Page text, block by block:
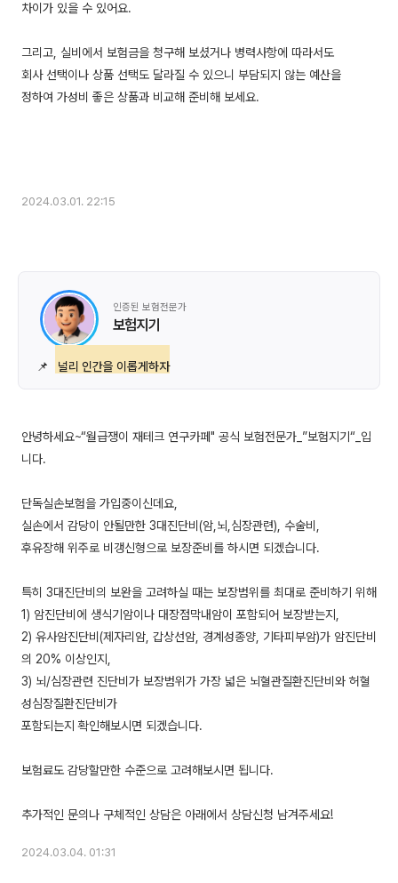
차이가 있을 수 있어요.
그리고, 실비에서 보험금을 청구해 보셨거나 병력사항에 따라서도
회사 선택이나 상품 선택도 달라질 수 있으니 부담되지 않는 예산을
정하여 가성비 좋은 상품과 비교해 준비해 보세요.
2024.03.01. 22:15
인증된 보험전문가
보험지기
📌 널리 인간을 이롭게하자
안녕하세요~“월급쟁이 재테크 연구카페" 공식 보험전문가_”보험지기“_입
니다.
단독실손보험을 가입중이신데요,
실손에서 감당이 안될만한 3대진단비(암,뇌,심장관련), 수술비,
후유장해 위주로 비갱신형으로 보장준비를 하시면 되겠습니다.
특히 3대진단비의 보완을 고려하실 때는 보장범위를 최대로 준비하기 위해
1) 암진단비에 생식기암이나 대장점막내암이 포함되어 보장받는지,
2) 유사암진단비(제자리암, 갑상선암, 경계성종양, 기타피부암)가 암진단비
의 20% 이상인지,
3) 뇌/심장관련 진단비가 보장범위가 가장 넓은 뇌혈관질환진단비와 허혈
성심장질환진단비가
포함되는지 확인해보시면 되겠습니다.
보험료도 감당할만한 수준으로 고려해보시면 됩니다.
2024.03.04. 01:31